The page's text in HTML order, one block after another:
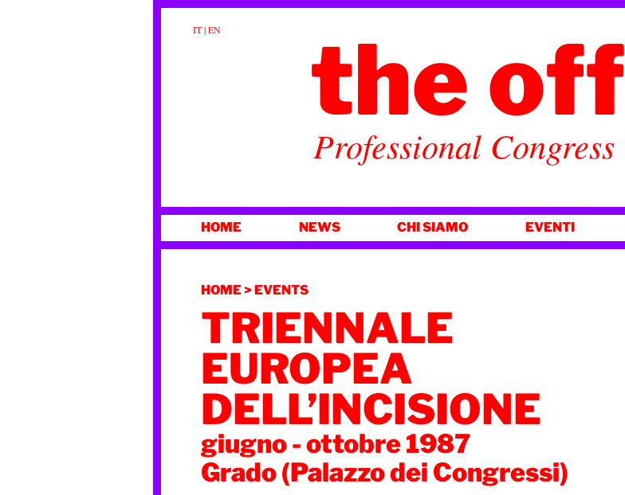
IT|EN the
Professional
AL
HOME NEWS CHI SIAMO EVENTI
HOME> EVENTS
TRIENNALE
EUROPEA
DELL’INCISIONE
giugno - ottobre 1987
Grado (Palazzo dei Congressi)